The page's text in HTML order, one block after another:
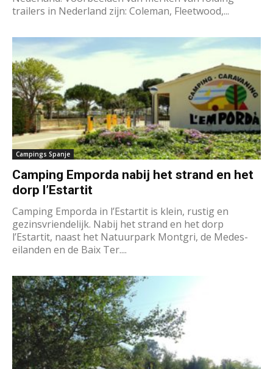
trailers in Nederland zijn: Coleman, Fleetwood,...
Campings Spanje
Camping Emporda nabij het strand en het
dorp l’Estartit
Camping Emporda in l’Estartit is klein, rustig en
gezinsvriendelijk. Nabij het strand en het dorp
l’Estartit, naast het Natuurpark Montgri, de Medes-
eilanden en de Baix Ter....